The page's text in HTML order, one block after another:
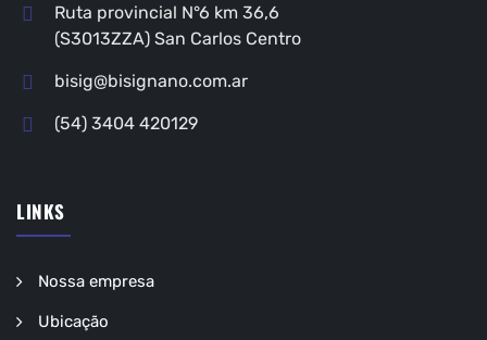
Ruta provincial N°6 km 36,6
(S3013ZZA) San Carlos Centro
bisig@bisignano.com.ar
(54) 3404 420129
LINKS
Nossa empresa
Ubicação